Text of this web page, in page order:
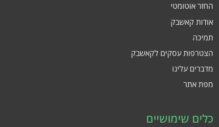
החזר אוטומטי
אודות קאשבק
תמיכה
הצטרפות עסקים לקאשבק
מדברים עלינו
מפת אתר
כלים שימושיים